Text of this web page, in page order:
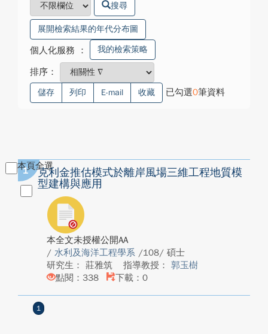
搜尋
展開檢索結果的年代分布圖
個人化服務 ： 我的檢索策略
排序：
儲存 列印 E-mail 收藏 已勾選0筆資料
本頁全選
1
克利金推估模式於離岸風場三維工程地質模
型建構與應用
本全文未授權公開AA
/ 水利及海洋工程學系 /108/ 碩士
研究生： 莊雅筑
指導教授： 郭玉樹
點閱：338
下載：0
1